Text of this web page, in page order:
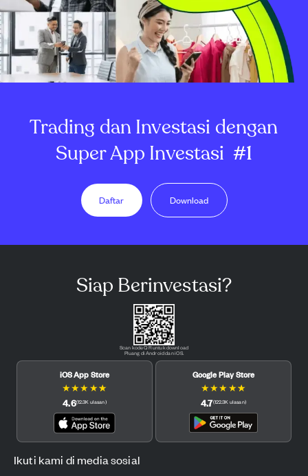
Trading dan Investasi dengan
Super App Investasi #1
Daftar Download
Siap Berinvestasi?
Scan kode QR untuk download
Pluang di Android dan iOS.
iOS App Store
★★★ ★★
4.6(12.3K ulasan)
Google Play Store
★★★ ★★
4.7(122.3K ulasan)
Ikuti kami di media sosial